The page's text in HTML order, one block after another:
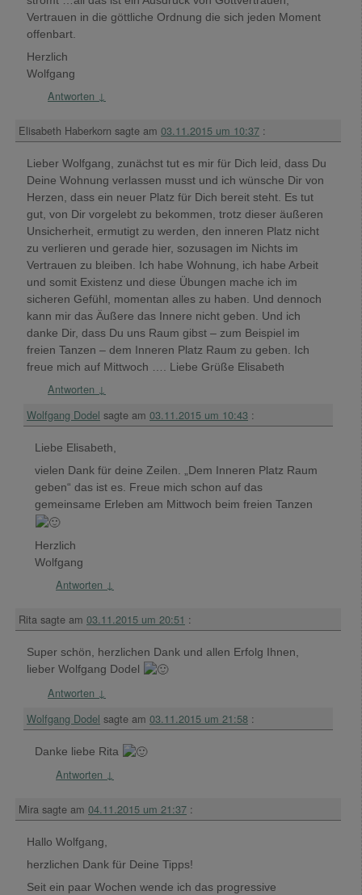
Vertrauen in die göttliche Ordnung die sich jeden Moment
offenbart.
Herzlich
Wolfgang
Antworten ↓
Elisabeth Haberkorn sagte am 03.11.2015 um 10:37 :
Lieber Wolfgang, zunächst tut es mir für Dich leid, dass Du
Deine Wohnung verlassen musst und ich wünsche Dir von
Herzen, dass ein neuer Platz für Dich bereit steht. Es tut
gut, von Dir vorgelebt zu bekommen, trotz dieser äußeren
Unsicherheit, ermutigt zu werden, den inneren Platz nicht
zu verlieren und gerade hier, sozusagen im Nichts im
Vertrauen zu bleiben. Ich habe Wohnung, ich habe Arbeit
und somit Existenz und diese Übungen mache ich im
sicheren Gefühl, momentan alles zu haben. Und dennoch
kann mir das Äußere das Innere nicht geben. Und ich
danke Dir, dass Du uns Raum gibst – zum Beispiel im
freien Tanzen – dem Inneren Platz Raum zu geben. Ich
freue mich auf Mittwoch …. Liebe Grüße Elisabeth
Antworten ↓
Wolfgang Dodel sagte am 03.11.2015 um 10:43 :
Liebe Elisabeth,
vielen Dank für deine Zeilen. „Dem Inneren Platz Raum
geben“ das ist es. Freue mich schon auf das
gemeinsame Erleben am Mittwoch beim freien Tanzen
Herzlich
Wolfgang
Antworten ↓
Rita sagte am 03.11.2015 um 20:51 :
Super schön, herzlichen Dank und allen Erfolg Ihnen,
lieber Wolfgang Dodel
Antworten ↓
Wolfgang Dodel sagte am 03.11.2015 um 21:58 :
Danke liebe Rita
Antworten ↓
Mira sagte am 04.11.2015 um 21:37 :
Hallo Wolfgang,
herzlichen Dank für Deine Tipps!
Seit ein paar Wochen wende ich das progressive